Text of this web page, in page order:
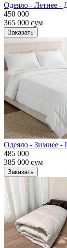
Одеяло - Летнее -
450 000
365 000 сум
Заказать
Одеяло - Зимнее -
485 000
385 000 сум
Заказать